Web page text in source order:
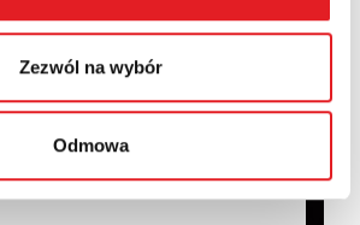
Zezwól na wybór
Odmowa